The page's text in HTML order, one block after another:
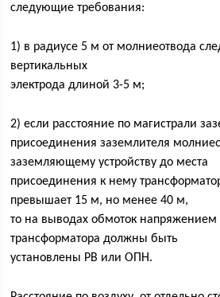
следующие требования:
1) в радиусе 5 м от молниеотвода
вертикальных
электрода длиной 3-5 м;
2) если расстояние по магистрали
присоединения заземлителя
заземляющему устройству до места
присоединения к нему
превышает 15 м, но менее 40 м,
то на выводах обмоток напряжением
трансформатора должны быть
установлены РВ или ОПН.